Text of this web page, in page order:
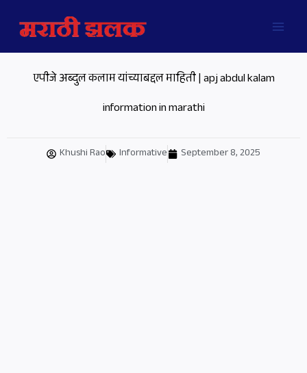
content
एपीजे अब्दुल कलाम यांच्याबद्दल माहिती | apj abdul kalam
information in marathi
Khushi Rao Informative September 8, 2025